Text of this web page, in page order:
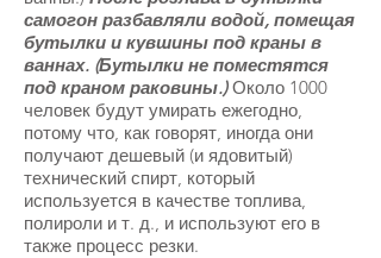
самогон разбавляли водой, помещая
бутылки и кувшины под краны в
ваннах. (Бутылки не поместятся
под краном раковины.)Около 1000
человек будут умирать ежегодно,
потому что, как говорят, иногда они
получают дешевый (и ядовитый)
технический спирт, который
используется в качестве топлива,
полироли и т. д., и используют его в
также процесс резки.